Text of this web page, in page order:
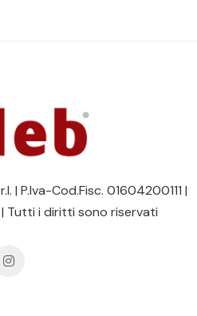
| P.Iva-Cod.Fisc. 01604200111 |
| Tutti i diritti sono riservati